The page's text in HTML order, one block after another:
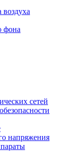
воздуха
фона
сетей
напряжения